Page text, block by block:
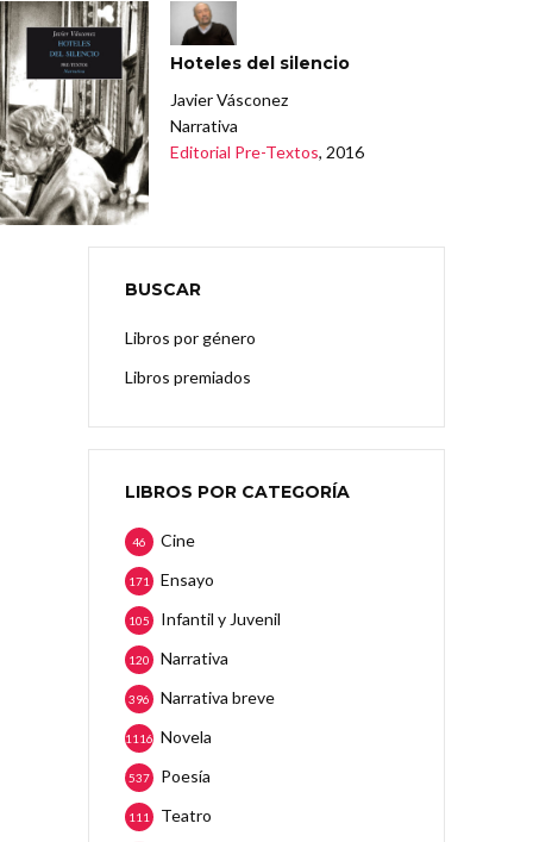
Hoteles del silencio
Javier Vásconez
Narrativa
Editorial Pre-Textos, 2016
BUSCAR
Libros por género
Libros premiados
LIBROS POR CATEGORÍA
Cine
46
Ensayo
171
Infantil y Juvenil
105
Narrativa
120
Narrativa breve
396
Novela
1116
Poesía
537
Teatro
111